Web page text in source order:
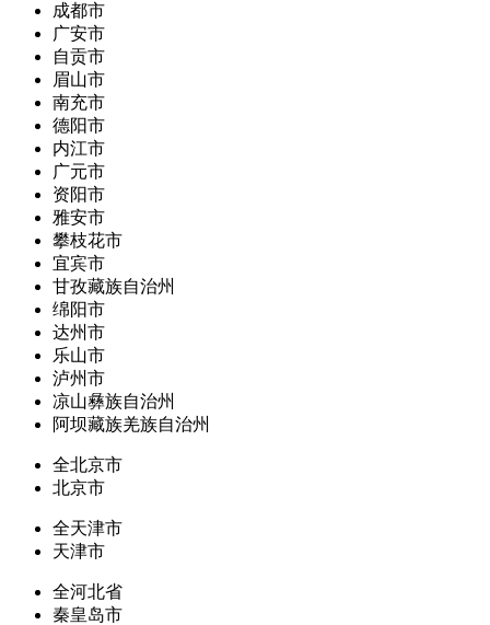
成都市
广安市
自贡市
眉山市
南充市
德阳市
内江市
广元市
资阳市
雅安市
攀枝花市
宜宾市
甘孜藏族自治州
绵阳市
达州市
乐山市
泸州市
凉山彝族自治州
阿坝藏族羌族自治州
全北京市
北京市
全天津市
天津市
全河北省
秦皇岛市